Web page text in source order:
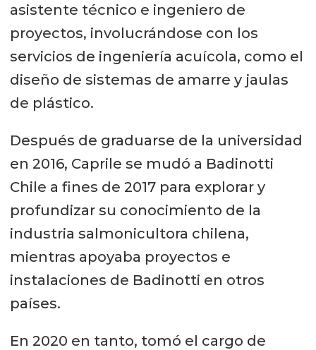
asistente técnico e ingeniero de
proyectos, involucrándose con los
servicios de ingeniería acuícola, como el
diseño de sistemas de amarre y jaulas
de plástico.
Después de graduarse de la universidad
en 2016, Caprile se mudó a Badinotti
Chile a fines de 2017 para explorar y
profundizar su conocimiento de la
industria salmonicultora chilena,
mientras apoyaba proyectos e
instalaciones de Badinotti en otros
países.
En 2020 en tanto, tomó el cargo de